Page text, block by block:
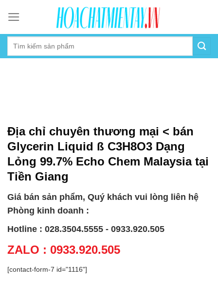
content
Địa chỉ chuyên thương mại < bán
Glycerin Liquid ß C3H8O3 Dạng
Lỏng 99.7% Echo Chem Malaysia tại
Tiền Giang
Giá bán sản phẩm, Quý khách vui lòng liên hệ
Phòng kinh doanh :
Hotline : 028.3504.5555 - 0933.920.505
ZALO : 0933.920.505
[contact-form-7 id="1116"]